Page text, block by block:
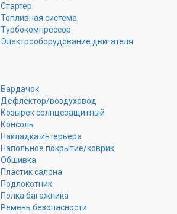
Стартер
Топливная система
Турбокомпрессор
Электрооборудование двигателя
Бардачок
Дефлектор/воздуховод
Козырек солнцезащитный
Консоль
Накладка интерьера
Напольное покрытие/коврик
Обшивка
Пластик салона
Подлокотник
Полка багажника
Ремень безопасности